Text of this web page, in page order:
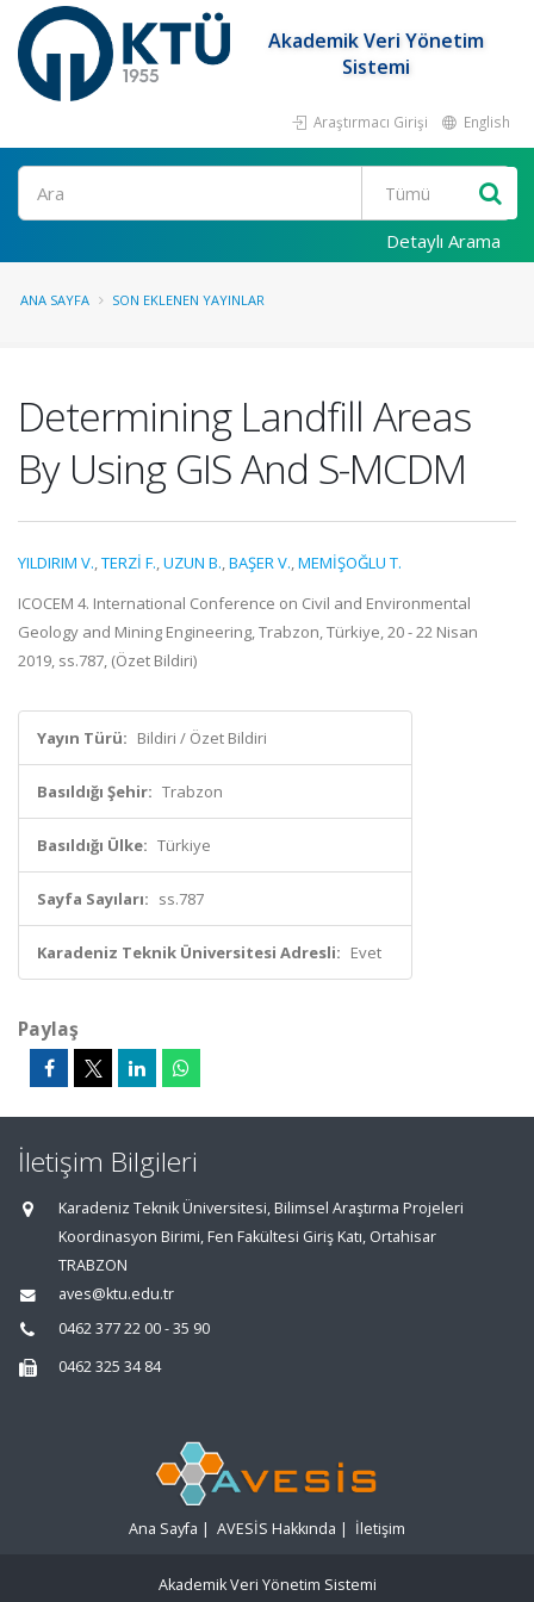
Akademik Veri Yönetim
Sistemi
Araştırmacı Girişi English
Ara
Detaylı Arama
ANA SAYFA SON EKLENEN YAYINLAR
Determining Landfill Areas
By Using GIS And S-MCDM
YILDIRIM V.,TERZİ F.,UZUN B.,BAŞER V.,MEMİŞOĞLU T.
ICOCEM 4. International Conference on Civil and Environmental
Geology and Mining Engineering, Trabzon, Türkiye, 20 - 22 Nisan
2019, ss.787, (Özet Bildiri)
Yayın Türü: Bildiri / Özet Bildiri
Basıldığı Şehir: Trabzon
Basıldığı Ülke: Türkiye
Sayfa Sayıları: ss.787
Karadeniz Teknik Üniversitesi Adresli: Evet
Paylaş
İletişim Bilgileri
Karadeniz Teknik Üniversitesi, Bilimsel Araştırma Projeleri
Koordinasyon Birimi, Fen Fakültesi Giriş Katı, Ortahisar
TRABZON
aves@ktu.edu.tr
0462 377 22 00 - 35 90
0462 325 34 84
Ana Sayfa | AVESİS Hakkında | İletişim
Akademik Veri Yönetim Sistemi